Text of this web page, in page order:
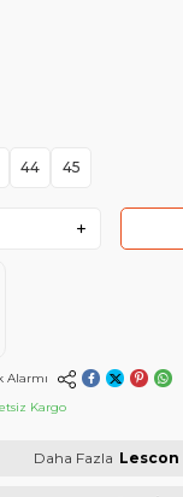
44 45
Alarmı
Kargo
Daha Fazla Lescon